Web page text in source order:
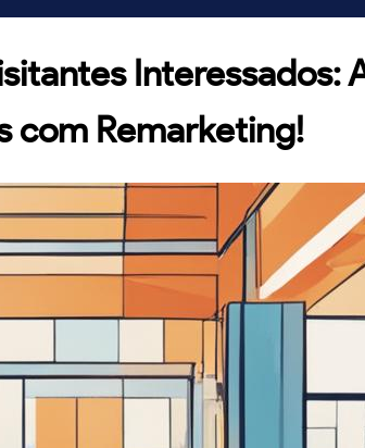
Interessados:
com Remarketing!